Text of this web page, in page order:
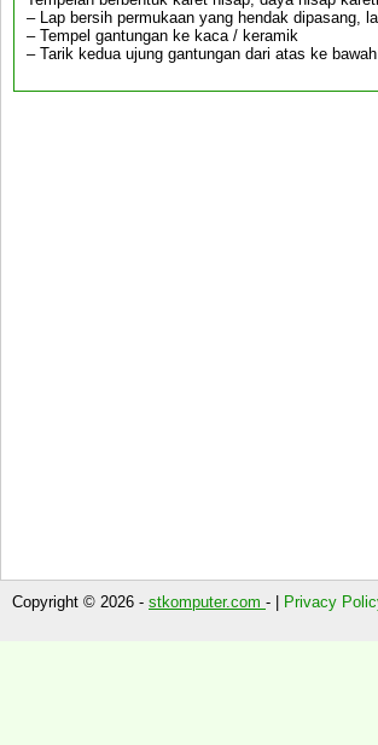
– Lap bersih permukaan yang hendak dipasang,
– Tempel gantungan ke kaca / keramik
– Tarik kedua ujung gantungan dari atas ke bawah
Copyright © 2026 - stkomputer.com - | Privacy